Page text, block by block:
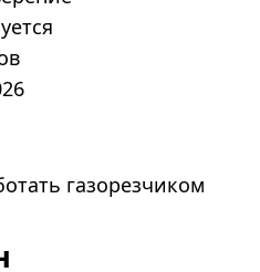
газорезчиком